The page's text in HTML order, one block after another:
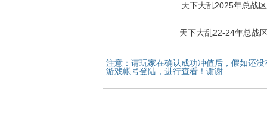
天下大乱2025年总战
天下大乱22-24年总战
注意：请玩家在确认成功冲值后，假如还
游戏帐号登陆，进行查看！谢谢